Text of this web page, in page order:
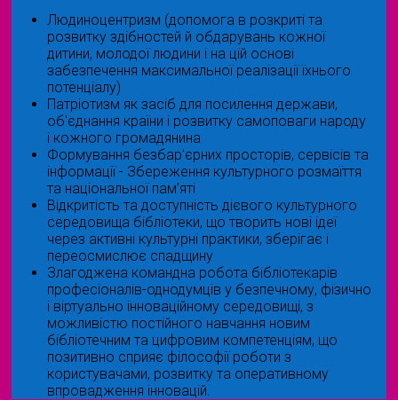
Людиноцентризм (допомога в розкриті та
розвитку здібностей й обдарувань кожної
дитини, молодої людини і на цій основі
забезпечення максимальної реалізації їхнього
потенціалу)
Патріотизм як засіб для посилення держави,
об'єднання країни і розвитку самоповаги народу
і кожного громадянина
Формування безбар’єрних просторів, сервісів та
інформації - Збереження культурного розмаїття
та національної пам’яті
Відкритість та доступність дієвого культурного
середовища бібліотеки, що творить нові ідеї
через активні культурні практики, зберігає і
переосмислює спадщину
Злагоджена командна робота бібліотекарів
професіоналів-однодумців у безпечному, фізично
і віртуально інноваційному середовищі, з
можливістю постійного навчання новим
бібліотечним та цифровим компетенціям, що
позитивно сприяє філософії роботи з
користувачами, розвитку та оперативному
впровадження інновацій.